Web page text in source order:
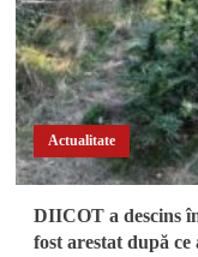
Actualitate
DIICOT a descins
fost arestat după